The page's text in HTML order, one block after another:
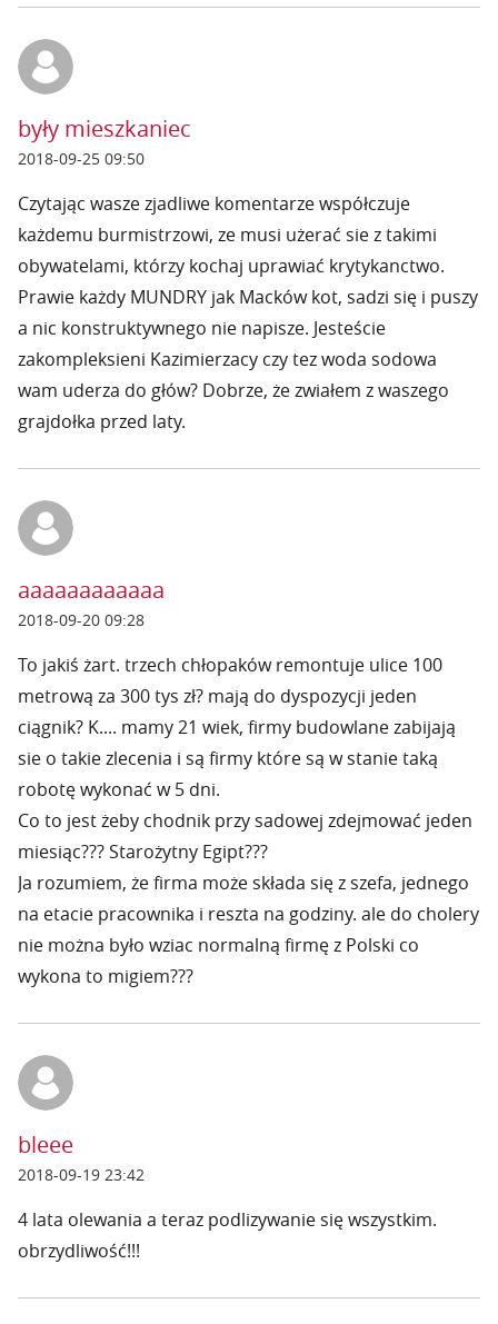
były mieszkaniec
2018-09-25 09:50
Czytając wasze zjadliwe komentarze współczuje
każdemu burmistrzowi, ze musi użerać sie z takimi
obywatelami, którzy kochaj uprawiać krytykanctwo.
Prawie każdy MUNDRY jak Macków kot, sadzi się i puszy
a nic konstruktywnego nie napisze. Jesteście
zakompleksieni Kazimierzacy czy tez woda sodowa
wam uderza do głów? Dobrze, że zwiałem z waszego
grajdołka przed laty.
aaaaaaaaaaaa
2018-09-20 09:28
To jakiś żart. trzech chłopaków remontuje ulice 100
metrową za 300 tys zł? mają do dyspozycji jeden
ciągnik? K.... mamy 21 wiek, firmy budowlane zabijają
sie o takie zlecenia i są firmy które są w stanie taką
robotę wykonać w 5 dni.
Co to jest żeby chodnik przy sadowej zdejmować jeden
miesiąc??? Starożytny Egipt???
Ja rozumiem, że firma może składa się z szefa, jednego
na etacie pracownika i reszta na godziny. ale do cholery
nie można było wziac normalną firmę z Polski co
wykona to migiem???
bleee
2018-09-19 23:42
4 lata olewania a teraz podlizywanie się wszystkim.
obrzydliwość!!!